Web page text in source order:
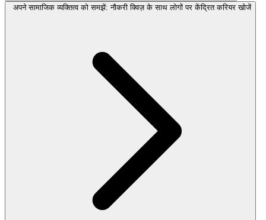
अपने सामाजिक व्यक्तित्व को समझें: नौकरी क्विज़ के साथ लोगों पर केंद्रित करियर खोजें